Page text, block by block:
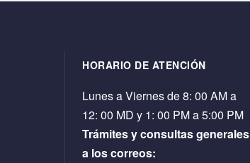
HORARIO DE ATENCIÓN
Lunes a Viernes de 8: 00 AM a
12: 00 MD y 1: 00 PM a 5:00 PM
Trámites y consultas generales
a los correos: